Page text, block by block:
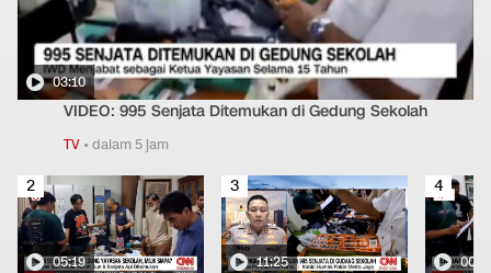
03:10
VIDEO: 995 Senjata Ditemukan di Gedung Sekolah
TV •dalam 5 jam
2
05:19
3
11:25
4